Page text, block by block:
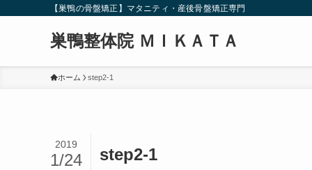
【巣鴨の骨盤矯正】マタニティ・産後骨盤矯正専門
巣鴨整体院 ＭＩＫＡＴＡ
ホーム step2-1
step2-1
2019
1/24